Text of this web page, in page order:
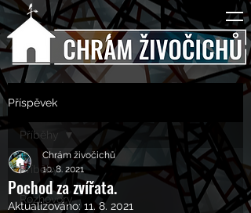
Příspěvek
Příběhy
Rozhovory
Příběhy
Pochod za zvířata.
Chrám živočichů
10. 8. 2021
Aktualizováno:11. 8. 2021